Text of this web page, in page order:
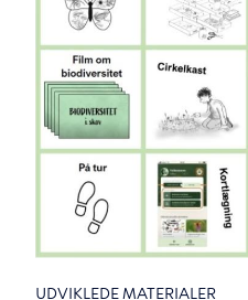
UDVIKLEDE MATERIALER